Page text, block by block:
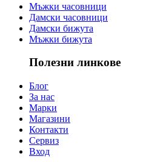
Мъжки часовници
Дамски часовници
Дамски бижута
Мъжки бижута
Полезни линкове
Блог
За нас
Марки
Магазини
Контакти
Сервиз
Вход